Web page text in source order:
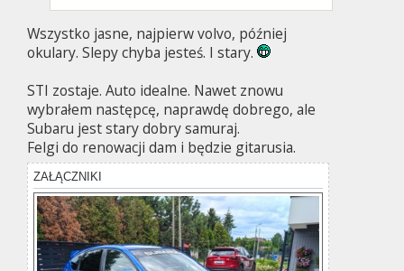
Wszystko jasne, najpierw volvo, później
okulary. Slepy chyba jesteś. I stary.
STI zostaje. Auto idealne. Nawet znowu
wybrałem następcę, naprawdę dobrego, ale
Subaru jest stary dobry samuraj.
Felgi do renowacji dam i będzie gitarusia.
ZAŁĄCZNIKI